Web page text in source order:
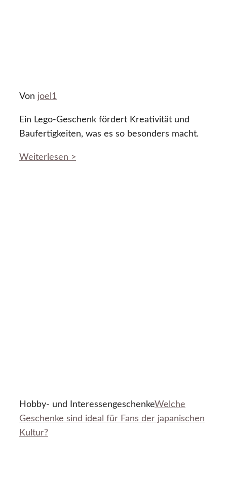
Von joel1
Ein Lego-Geschenk fördert Kreativität und
Baufertigkeiten, was es so besonders macht.
Weiterlesen >
Hobby- und InteressengeschenkeWelche
Geschenke sind ideal für Fans der japanischen
Kultur?